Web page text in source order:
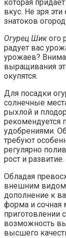
которая
вкус. Не зря
знатоков
Огурец Шикого
радует вас
урожаев?
выращивания
окупятся.
Для посадки
солнечные
рыхлой и
рекомендуется
удобрениями.
требуют
регулярно
рост и развитие.
Обладая
внешним
дополнение к
форма и сочная
приготовлении
возможность
высшего